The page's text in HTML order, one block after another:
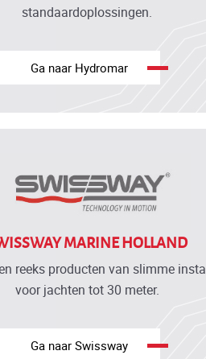
standaardoplossingen.
Ga naar Hydromar
MARINE HOLLAND
reeks producten van slimme
voor jachten tot 30 meter.
Ga naar Swissway